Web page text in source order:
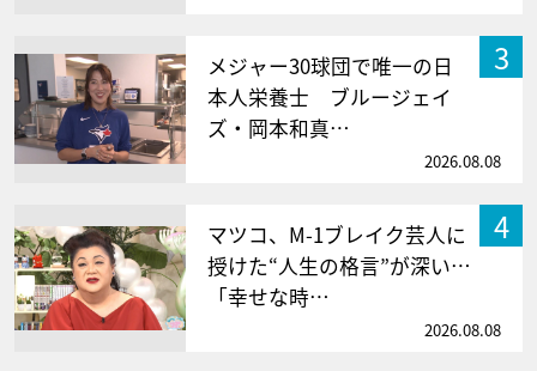
3
メジャー30球団で唯一の日
本人栄養士 ブルージェイ
ズ・岡本和真…
2026.08.08
4
マツコ、M-1ブレイク芸人に
授けた“人生の格言”が深い…
「幸せな時…
2026.08.08